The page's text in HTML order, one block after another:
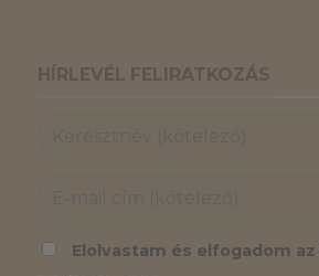
HÍRLEVÉL FELIRATKOZÁS
Elolvastam és elfogadom az